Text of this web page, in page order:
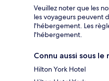
Veuillez noter que les
les voyageurs peuvent
l'hébergement. Les
l'hébergement.
Connu aussi sous le
Hilton York Hotel